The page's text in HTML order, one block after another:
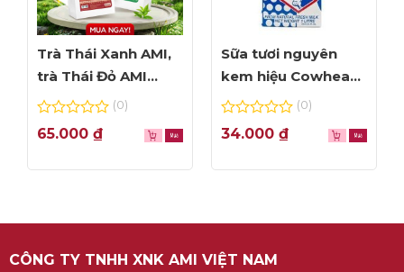
Trà Thái Xanh AMI,
trà Thái Đỏ AMI
thơm ngon, túi lọc
0
out
5
(0)
65.000 ₫
Sữa tươi nguyên
kem hiệu Cowhead
– hộp 1L
0
out
5
(0)
34.000 ₫
CÔNG TY TNHH XNK AMI VIỆT NAM